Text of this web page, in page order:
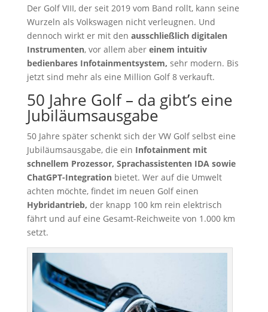
Der Golf VIII, der seit 2019 vom Band rollt, kann seine
Wurzeln als Volkswagen nicht verleugnen. Und
dennoch wirkt er mit den ausschließlich digitalen
Instrumenten, vor allem aber einem intuitiv
bedienbares Infotainmentsystem, sehr modern. Bis
jetzt sind mehr als eine Million Golf 8 verkauft.
50 Jahre Golf – da gibt’s eine
Jubiläumsausgabe
50 Jahre später schenkt sich der VW Golf selbst eine
Jubiläumsausgabe, die ein Infotainment mit
schnellem Prozessor, Sprachassistenten IDA sowie
ChatGPT-Integrationbietet. Wer auf die Umwelt
achten möchte, findet im neuen Golf einen
Hybridantrieb, der knapp 100 km rein elektrisch
fährt und auf eine Gesamt-Reichweite von 1.000 km
setzt.